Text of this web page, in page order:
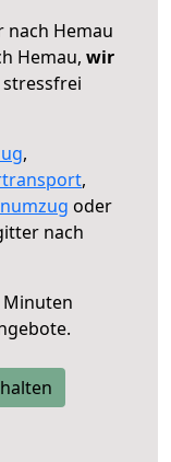
nach Hemau
Hemau, wir
,
,
oder
nach